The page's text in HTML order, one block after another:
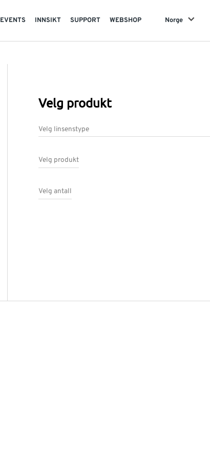
EVENTS INNSIKT SUPPORT WEBSHOP Norge
Velg produkt
Velg linsenstype
Velg produkt
Velg antall